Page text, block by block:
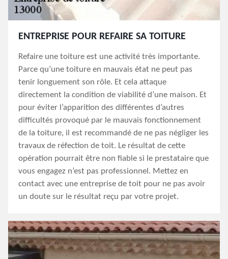
ENTREPRISE POUR REFAIRE SA TOITURE
Refaire une toiture est une activité très importante.
Parce qu’une toiture en mauvais état ne peut pas
tenir longuement son rôle. Et cela attaque
directement la condition de viabilité d’une maison. Et
pour éviter l’apparition des différentes d’autres
difficultés provoqué par le mauvais fonctionnement
de la toiture, il est recommandé de ne pas négliger les
travaux de réfection de toit. Le résultat de cette
opération pourrait être non fiable si le prestataire que
vous engagez n’est pas professionnel. Mettez en
contact avec une entreprise de toit pour ne pas avoir
un doute sur le résultat reçu par votre projet.